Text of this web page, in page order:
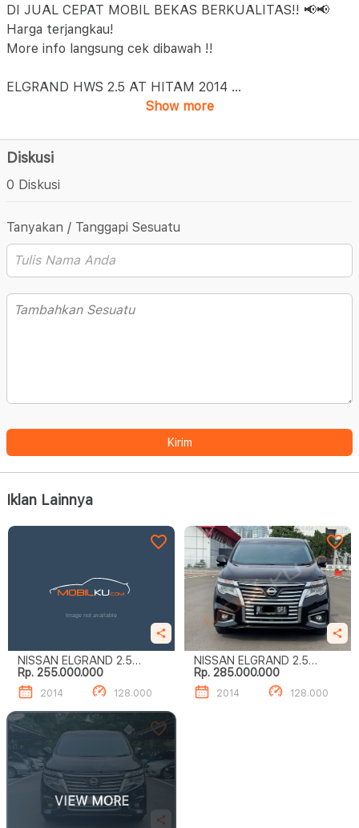
DI JUAL CEPAT MOBIL BEKAS BERKUALITAS!! 📢📢
Harga terjangkau!
More info langsung cek dibawah !!
ELGRAND HWS 2.5 AT HITAM 2014 ...
Show more
Diskusi
0 Diskusi
Tanyakan / Tanggapi Sesuatu
Kirim
Iklan Lainnya
NISSAN ELGRAND 2.5
HIGHWAY STAR
Rp. 255.000.000
2014 128.000
NISSAN ELGRAND 2.5
HIGHWAY STAR
Rp. 285.000.000
2014 128.000
VIEW MORE